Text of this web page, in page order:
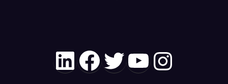
LinkedIn
Facebook
Twitter
YouTube